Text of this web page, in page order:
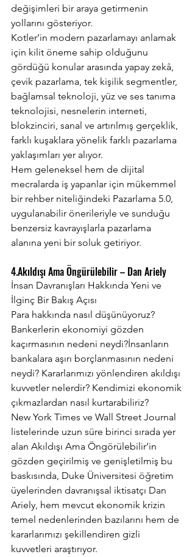
değişimleri bir araya getirmenin
yollarını gösteriyor.
Kotler’in modern pazarlamayı anlamak
için kilit öneme sahip olduğunu
gördüğü konular arasında yapay zekâ,
çevik pazarlama, tek kişilik segmentler,
bağlamsal teknoloji, yüz ve ses tanıma
teknolojisi, nesnelerin interneti,
blokzinciri, sanal ve artırılmış gerçeklik,
farklı kuşaklara yönelik farklı pazarlama
yaklaşımları yer alıyor.
Hem geleneksel hem de dijital
mecralarda iş yapanlar için mükemmel
bir rehber niteliğindeki Pazarlama 5.0,
uygulanabilir önerileriyle ve sunduğu
benzersiz kavrayışlarla pazarlama
alanına yeni bir soluk getiriyor.
4.Akıldışı Ama Öngürülebilir – Dan Ariely
İnsan Davranışları Hakkında Yeni ve
İlginç Bir Bakış Açısı
Para hakkında nasıl düşünüyoruz?
Bankerlerin ekonomiyi gözden
kaçırmasının nedeni neydi?İnsanların
bankalara aşırı borçlanmasının nedeni
neydi? Kararlarımızı yönlendiren akıldışı
kuvvetler nelerdir? Kendimizi ekonomik
çıkmazlardan nasıl kurtarabiliriz?
New York Times ve Wall Street Journal
listelerinde uzun süre birinci sırada yer
alan Akıldışı Ama Öngörülebilir’in
gözden geçirilmiş ve genişletilmiş bu
baskısında, Duke Üniversitesi öğretim
üyelerinden davranışsal iktisatçı Dan
Ariely, hem mevcut ekonomik krizin
temel nedenlerinden bazılarını hem de
kararlarımızı şekillendiren gizli
kuvvetleri araştırıyor.